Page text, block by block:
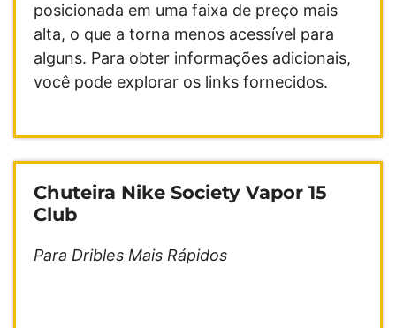
posicionada em uma faixa de preço mais
alta, o que a torna menos acessível para
alguns. Para obter informações adicionais,
você pode explorar os links fornecidos.
Chuteira Nike Society Vapor 15
Club
Para Dribles Mais Rápidos